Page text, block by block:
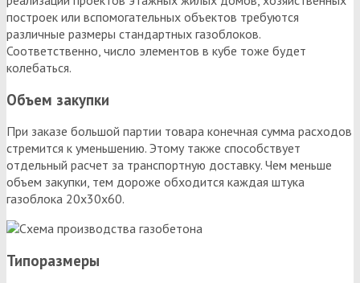
построек или вспомогательных объектов требуются
различные размеры стандартных газоблоков.
Соответственно, число элементов в кубе тоже будет
колебаться.
Объем закупки
При заказе большой партии товара конечная сумма расходов
стремится к уменьшению. Этому также способствует
отдельный расчет за транспортную доставку. Чем меньше
объем закупки, тем дороже обходится каждая штука
газоблока 20х30х60.
Типоразмеры